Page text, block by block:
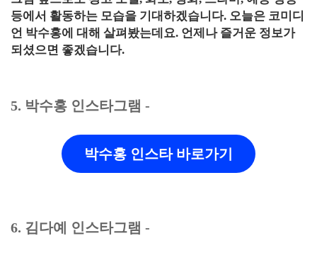
등에서 활동하는 모습을 기대하겠습니다. 오늘은 코미디
언 박수홍에 대해 살펴봤는데요. 언제나 즐거운 정보가
되셨으면 좋겠습니다.
5. 박수홍 인스타그램 -
박수홍 인스타 바로가기
6. 김다예 인스타그램 -